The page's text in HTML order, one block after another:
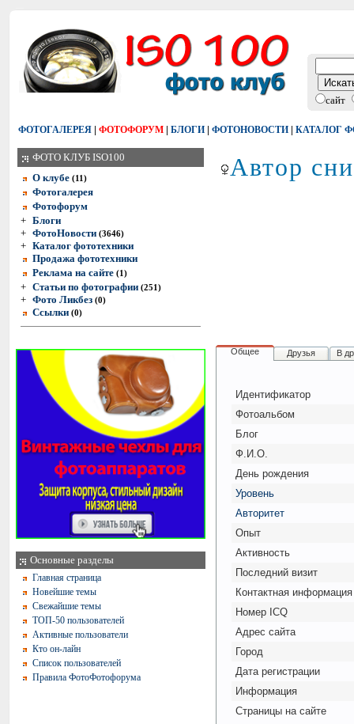
сайт
ФОТОГАЛЕРЕЯ | ФОТОФОРУМ | БЛОГИ | ФОТОНОВОСТИ | КАТАЛОГ
ФОТО КЛУБ ISO100
О клубе (11)
Фотогалерея
Фотофорум
+ Блоги
+ ФотоНовости (3646)
+ Каталог фототехники
Продажа фототехники
Реклама на сайте (1)
+ Статьи по фотографии (251)
+ Фото Ликбез (0)
Ссылки (0)
Основные разделы
Главная страница
Новейшие темы
Свежайшие темы
ТОП-50 пользователей
Активные пользователи
Кто он-лайн
Список пользователей
Правила ФотоФотофорума
Автор
Общее Друзья В
Идентификатор
Фотоальбом
Блог
Ф.И.О.
День рождения
Уровень
Авторитет
Опыт
Активность
Последний визит
Контактная информация
Номер ICQ
Адрес сайта
Город
Дата регистрации
Информация
Страницы на сайте